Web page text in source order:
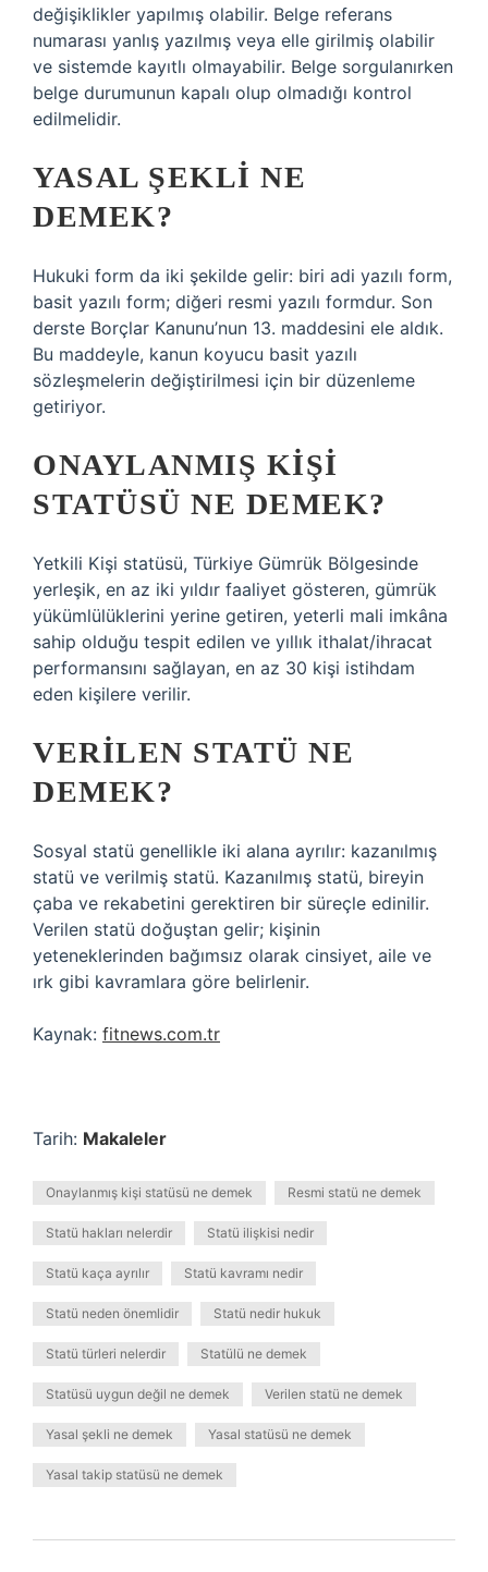
değişiklikler yapılmış olabilir. Belge referans
numarası yanlış yazılmış veya elle girilmiş olabilir
ve sistemde kayıtlı olmayabilir. Belge sorgulanırken
belge durumunun kapalı olup olmadığı kontrol
edilmelidir.
YASAL ŞEKLI NE
DEMEK?
Hukuki form da iki şekilde gelir: biri adi yazılı form,
basit yazılı form; diğeri resmi yazılı formdur. Son
derste Borçlar Kanunu’nun 13. maddesini ele aldık.
Bu maddeyle, kanun koyucu basit yazılı
sözleşmelerin değiştirilmesi için bir düzenleme
getiriyor.
ONAYLANMIŞ KIŞI
STATÜSÜ NE DEMEK?
Yetkili Kişi statüsü, Türkiye Gümrük Bölgesinde
yerleşik, en az iki yıldır faaliyet gösteren, gümrük
yükümlülüklerini yerine getiren, yeterli mali imkâna
sahip olduğu tespit edilen ve yıllık ithalat/ihracat
performansını sağlayan, en az 30 kişi istihdam
eden kişilere verilir.
VERILEN STATÜ NE
DEMEK?
Sosyal statü genellikle iki alana ayrılır: kazanılmış
statü ve verilmiş statü. Kazanılmış statü, bireyin
çaba ve rekabetini gerektiren bir süreçle edinilir.
Verilen statü doğuştan gelir; kişinin
yeteneklerinden bağımsız olarak cinsiyet, aile ve
ırk gibi kavramlara göre belirlenir.
Kaynak: fitnews.com.tr
Tarih: Makaleler
Onaylanmış kişi statüsü ne demek Resmi statü ne demek
Statü hakları nelerdir Statü ilişkisi nedir
Statü kaça ayrılır Statü kavramı nedir
Statü neden önemlidir Statü nedir hukuk
Statü türleri nelerdir Statülü ne demek
Statüsü uygun değil ne demek Verilen statü ne demek
Yasal şekli ne demek Yasal statüsü ne demek
Yasal takip statüsü ne demek